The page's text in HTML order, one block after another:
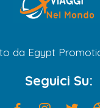
da Egypt
Seguici Su: